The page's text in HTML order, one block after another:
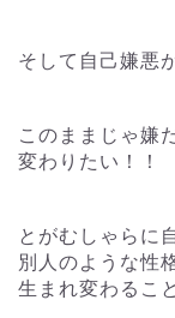
そして自己嫌悪
このままじゃ嫌
変わりたい！！
とがむしゃらに
別人のような性
生まれ変わるこ